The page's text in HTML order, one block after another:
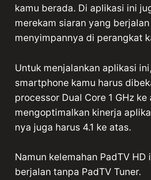
kamu berada. Di aplikasi ini
merekam siaran yang
menyimpannya di perangkat
Untuk menjalankan aplikasi ini,
smartphone kamu harus
processor Dual Core 1 GHz
mengoptimalkan kinerja
nya juga harus 4.1 ke atas.
Namun kelemahan PadTV HD
berjalan tanpa PadTV Tuner.